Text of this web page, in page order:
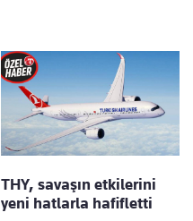
THY, savaşın etkilerini
yeni hatlarla hafifletti